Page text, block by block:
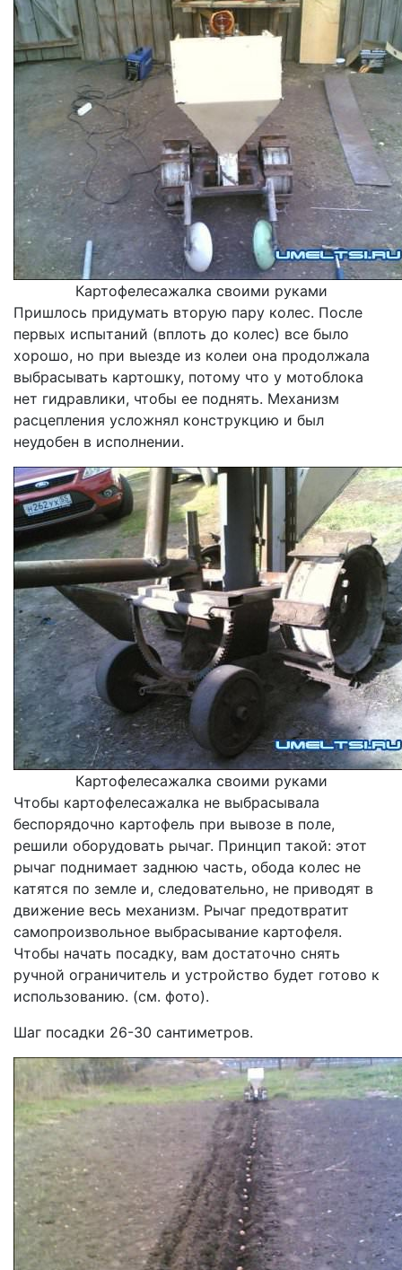
Картофелесажалка своими руками
Пришлось придумать вторую пару колес. После
первых испытаний (вплоть до колес) все было
хорошо, но при выезде из колеи она продолжала
выбрасывать картошку, потому что у мотоблока
нет гидравлики, чтобы ее поднять. Механизм
расцепления усложнял конструкцию и был
неудобен в исполнении.
Картофелесажалка своими руками
Чтобы картофелесажалка не выбрасывала
беспорядочно картофель при вывозе в поле,
решили оборудовать рычаг. Принцип такой: этот
рычаг поднимает заднюю часть, обода колес не
катятся по земле и, следовательно, не приводят в
движение весь механизм. Рычаг предотвратит
самопроизвольное выбрасывание картофеля.
Чтобы начать посадку, вам достаточно снять
ручной ограничитель и устройство будет готово к
использованию. (см. фото).
Шаг посадки 26-30 сантиметров.